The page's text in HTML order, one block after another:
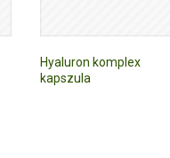
Hyaluron komplex
kapszula